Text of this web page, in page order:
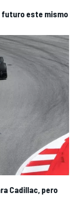
futuro este mismo
Cadillac, pero